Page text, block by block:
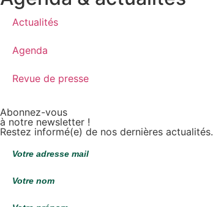
Actualités
Agenda
Revue de presse
Abonnez-vous
à notre newsletter !
Restez informé(e) de nos dernières actualités.